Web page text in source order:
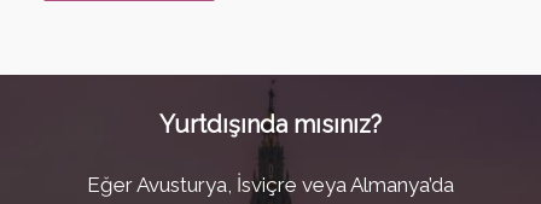
Yurtdışında mısınız?
Eğer Avusturya, İsviçre veya Almanya’da